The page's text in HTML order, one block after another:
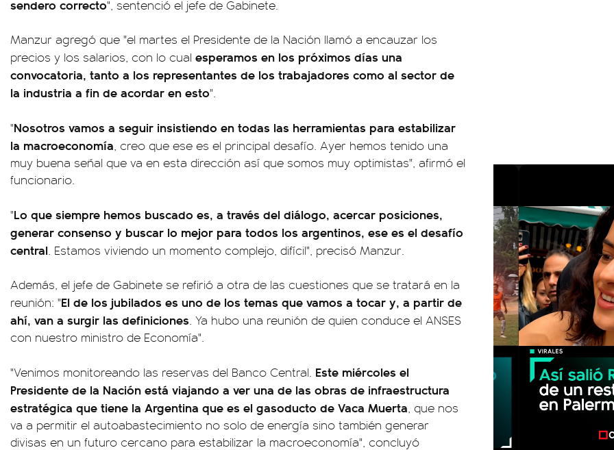
sendero correcto", sentenció el jefe de Gabinete.
Manzur agregó que "el martes el Presidente de la Nación llamó a encauzar los
precios y los salarios, con lo cual esperamos en los próximos días una
convocatoria, tanto a los representantes de los trabajadores como al sector de
la industria a fin de acordar en esto".
"Nosotros vamos a seguir insistiendo en todas las herramientas para estabilizar
la macroeconomía, creo que ese es el principal desafío. Ayer hemos tenido una
muy buena señal que va en esta dirección así que somos muy optimistas", afirmó el
funcionario.
"Lo que siempre hemos buscado es, a través del diálogo, acercar posiciones,
generar consenso y buscar lo mejor para todos los argentinos, ese es el desafío
central. Estamos viviendo un momento complejo, difícil", precisó Manzur.
Además, el jefe de Gabinete se refirió a otra de las cuestiones que se tratará en la
reunión: "El de los jubilados es uno de los temas que vamos a tocar y, a partir de
ahí, van a surgir las definiciones. Ya hubo una reunión de quien conduce el ANSES
con nuestro ministro de Economía".
"Venimos monitoreando las reservas del Banco Central. Este miércoles el
Presidente de la Nación está viajando a ver una de las obras de infraestructura
estratégica que tiene la Argentina que es el gasoducto de Vaca Muerta, que nos
va a permitir el autoabastecimiento no solo de energía sino también generar
divisas en un futuro cercano para estabilizar la macroeconomía", concluyó